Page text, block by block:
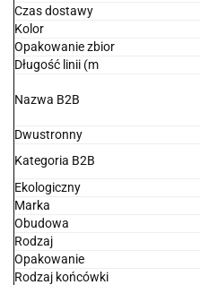
Czas dostawy
Kolor
Opakowanie zbior
Długość linii (m
Nazwa B2B
Dwustronny
Kategoria B2B
Ekologiczny
Marka
Obudowa
Rodzaj
Opakowanie
Rodzaj końcówki